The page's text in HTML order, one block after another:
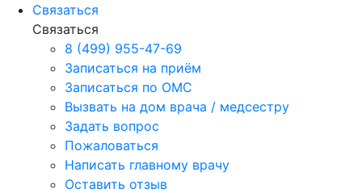
Связаться
Связаться
8 (499) 955-47-69
Записаться на приём
Записаться по ОМС
Вызвать на дом врача / медсестру
Задать вопрос
Пожаловаться
Написать главному врачу
Оставить отзыв